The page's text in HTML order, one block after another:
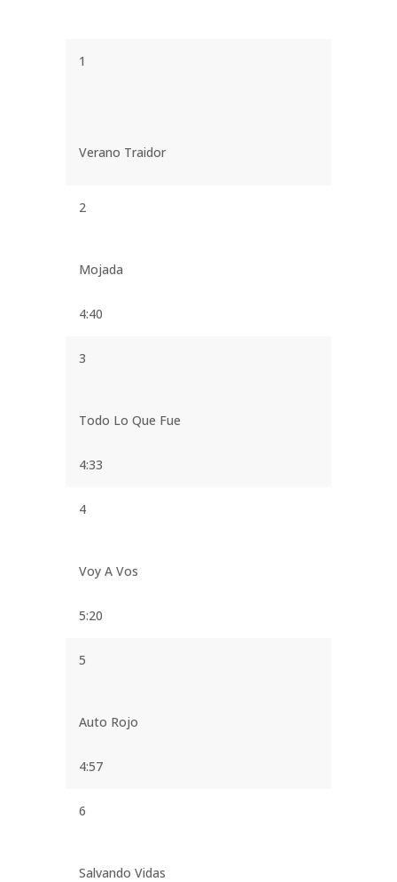
1
Verano Traidor
2
Mojada
4:40
3
Todo Lo Que Fue
4:33
4
Voy A Vos
5:20
5
Auto Rojo
4:57
6
Salvando Vidas